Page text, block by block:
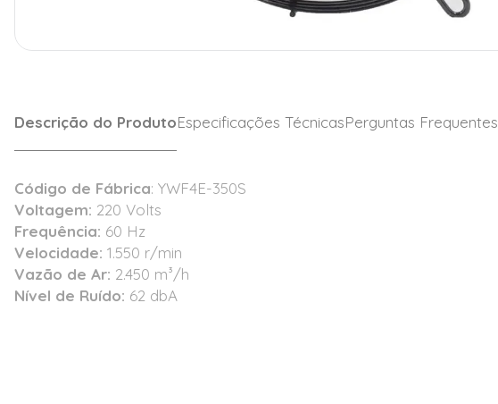
Descrição do ProdutoEspecificações TécnicasPerguntas Frequentes
Código de Fábrica: YWF4E-350S
Voltagem: 220 Volts
Frequência: 60 Hz
Velocidade: 1.550 r/min
Vazão de Ar: 2.450 m³/h
Nível de Ruído: 62 dbA